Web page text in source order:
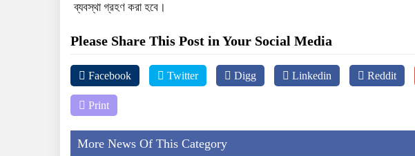
ব্যবস্থা গ্রহণ করা হবে।
Please Share This Post in Your Social Media
Facebook Twitter Digg Linkedin Reddit
Print
More News Of This Category